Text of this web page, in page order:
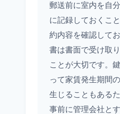
郵送前に室内を自
に記録しておくこ
約内容を確認して
書は書面で受け取
ことが大切です。
って家賃発生期間
生じることもある
事前に管理会社と